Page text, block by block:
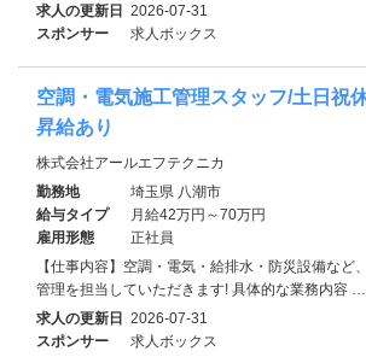
求人の更新日 2026-07-31
スポンサー
求人ボックス
空調・電気施工管理スタッフ/土日祝
昇給あり
株式会社アールエフテクニカ
勤務地
埼玉県 八潮市
給与タイプ
月給42万円～70万円
雇用形態
正社員
【仕事内容】空調・電気・給排水・防災設備など
管理を担当していただきます! 具体的な業務内容 …
求人の更新日 2026-07-31
スポンサー
求人ボックス